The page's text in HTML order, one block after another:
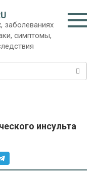
заболеваниях
симптомы,
инсульта